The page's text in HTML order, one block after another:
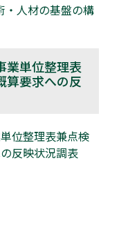
・人材の基盤の構
業単位整理表
算要求への反
位整理表兼点検
反映状況調表